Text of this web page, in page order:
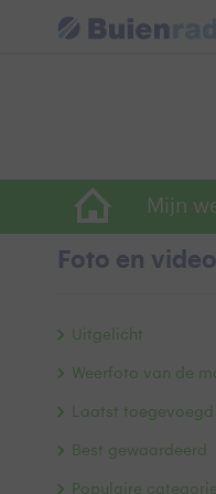
Mijn
Foto en video
Uitgelicht
Weerfoto van de
Laatst toegevoegd
Best gewaardeerd
Populaire